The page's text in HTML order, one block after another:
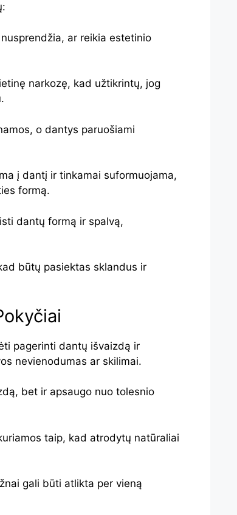
ar reikia estetinio
narkozę, kad užtikrintų, jog
o dantys paruošiami
į dantį ir tinkamai suformuojama,
formą.
dantų formą ir spalvą,
būtų pasiektas sklandus ir
pagerinti dantų išvaizdą ir
nevienodumas ar skilimai.
bet ir apsaugo nuo tolesnio
taip, kad atrodytų natūraliai
gali būti atlikta per vieną